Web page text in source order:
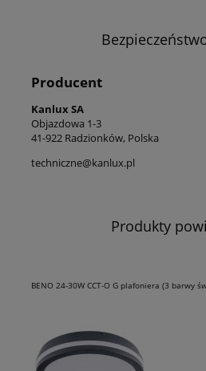
Producent
Kanlux SA
Objazdowa 1-3
41-922 Radzionków, Polska
techniczne@kanlux.pl
Produkty
BENO 24-30W CCT-O G plafoniera (3 barwy